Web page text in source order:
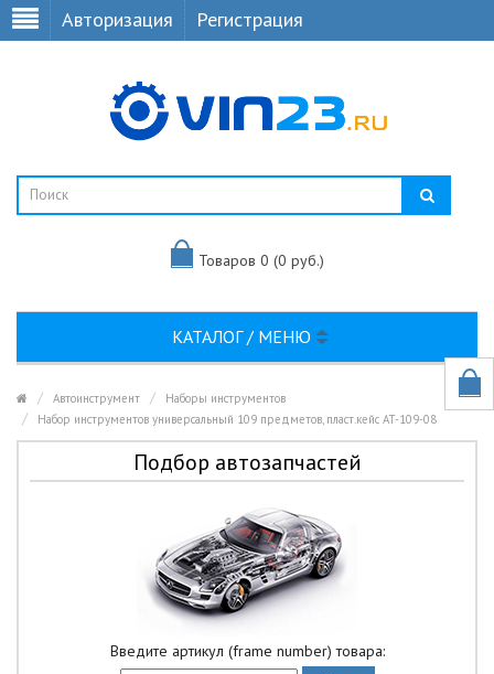
Авторизация Регистрация
Товаров 0 (0 руб.)
КАТАЛОГ / МЕНЮ
Автоинструмент
Наборы инструментов
Набор инструментов универсальный 109 предметов, пласт.кейс AT-109-08
Подбор автозапчастей
Введите артикул (frame number) товара: